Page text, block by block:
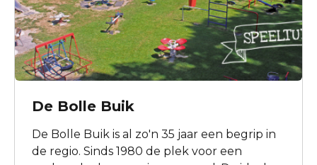
De Bolle Buik
De Bolle Buik is al zo'n 35 jaar een begrip in
de regio. Sinds 1980 de plek voor een